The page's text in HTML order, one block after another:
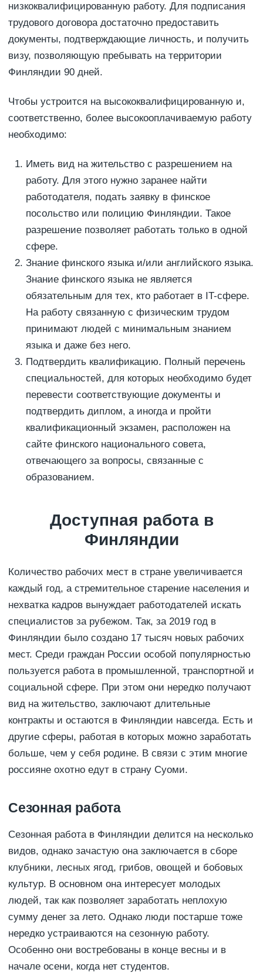
низкоквалифицированную работу. Для подписания
трудового договора достаточно предоставить
документы, подтверждающие личность, и получить
визу, позволяющую пребывать на территории
Финляндии 90 дней.
Чтобы устроится на высококвалифицированную и,
соответственно, более высокооплачиваемую работу
необходимо:
Иметь вид на жительство с разрешением на
работу. Для этого нужно заранее найти
работодателя, подать заявку в финское
посольство или полицию Финляндии. Такое
разрешение позволяет работать только в одной
сфере.
Знание финского языка и/или английского языка.
Знание финского языка не является
обязательным для тех, кто работает в IT-сфере.
На работу связанную с физическим трудом
принимают людей с минимальным знанием
языка и даже без него.
Подтвердить квалификацию. Полный перечень
специальностей, для которых необходимо будет
перевести соответствующие документы и
подтвердить диплом, а иногда и пройти
квалификационный экзамен, расположен на
сайте финского национального совета,
отвечающего за вопросы, связанные с
образованием.
Доступная работа в
Финляндии
Количество рабочих мест в стране увеличивается
каждый год, а стремительное старение населения и
нехватка кадров вынуждает работодателей искать
специалистов за рубежом. Так, за 2019 год в
Финляндии было создано 17 тысяч новых рабочих
мест. Среди граждан России особой популярностью
пользуется работа в промышленной, транспортной и
социальной сфере. При этом они нередко получают
вид на жительство, заключают длительные
контракты и остаются в Финляндии навсегда. Есть и
другие сферы, работая в которых можно заработать
больше, чем у себя родине. В связи с этим многие
россияне охотно едут в страну Суоми.
Сезонная работа
Сезонная работа в Финляндии делится на несколько
видов, однако зачастую она заключается в сборе
клубники, лесных ягод, грибов, овощей и бобовых
культур. В основном она интересует молодых
людей, так как позволяет заработать неплохую
сумму денег за лето. Однако люди постарше тоже
нередко устраиваются на сезонную работу.
Особенно они востребованы в конце весны и в
начале осени, когда нет студентов.